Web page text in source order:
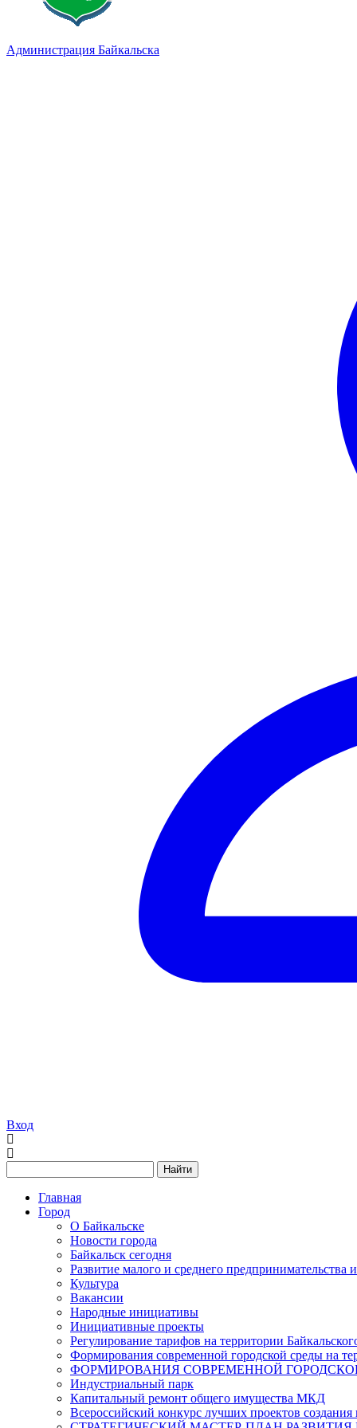
Администрация Байкальска
Вход
Найти
Главная
Город
О Байкальске
Новости города
Байкальск сегодня
Развитие малого и среднего предпринимательства
Культура
Вакансии
Народные инициативы
Инициативные проекты
Регулирование тарифов на территории
Формирования современной городской среды на
ФОРМИРОВАНИЯ СОВРЕМЕННОЙ
Индустриальный парк
Капитальный ремонт общего имущества МКД
Всероссийский конкурс лучших проектов